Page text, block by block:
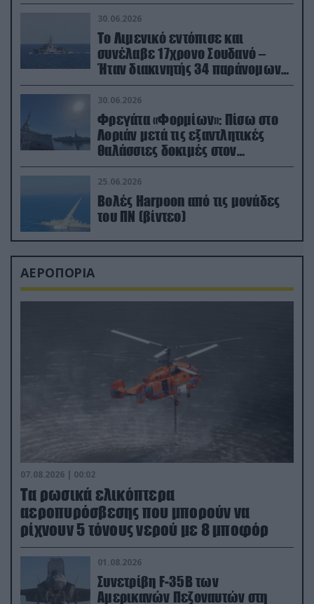
30.06.2026
Το Λιμενικό εντόπισε και
συνέλαβε 17χρονο Σουδανό –
Ήταν διακινητής 34 παράνομων
μεταναστών
30.06.2026
Φρεγάτα «Φορμίων»: Πίσω στο
Λοριάν μετά τις εξαντλητικές
θαλάσσιες δοκιμές στον
απαιτητικό Βισκαϊκό
25.06.2026
Βολές Harpoon από τις μονάδες
του ΠΝ (βίντεο)
ΑΕΡΟΠΟΡΙΑ
07.08.2026 | 00:02
Τα ρωσικά ελικόπτερα
αεροπυρόσβεσης που μπορούν να
ρίχνουν 5 τόνους νερού με 8 μποφόρ
01.08.2026
Συνετρίβη F-35B των
Αμερικανών Πεζοναυτών στη